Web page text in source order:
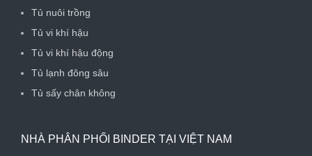
Tủ nuôi trồng
Tủ vi khí hậu
Tủ vi khí hậu động
Tủ lạnh đông sâu
Tủ sấy chân không
NHÀ PHÂN PHỐI BINDER TẠI VIỆT NAM